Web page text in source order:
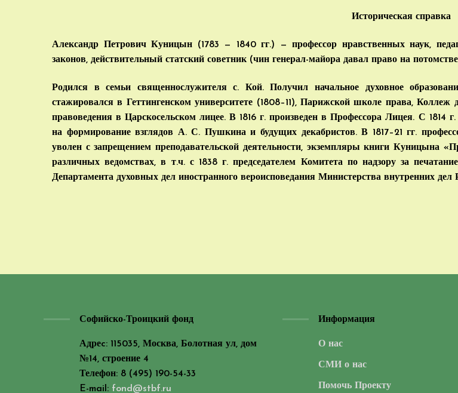
Историческая справка
Александр Петрович Куницын (1783 — 1840 гг.) — профессор нравственных наук,
законов, действительный статский советник (чин генерал-майора давал право на
Родился в семьи священнослужителя с. Кой. Получил начальное духовное
стажировался в Геттингенском университете (1808–11), Парижской школе права,
правоведения в Царскосельском лицее. В 1816 г. произведен в Профессора Лицея. С
на формирование взглядов А. С. Пушкина и будущих декабристов. В 1817–21 гг.
уволен с запрещением преподавательской деятельности, экземпляры книги Куницына
различных ведомствах, в т.ч. с 1838 г. председателем Комитета по надзору за
Департамента духовных дел иностранного вероисповедания Министерства внутренних дел
Софийско-Троицкий фонд
Адреc: 115035, Москва, Болотная ул, дом
№14, строение 4
Телефон: 8 (495) 190-54-33
E-mail: fond@stbf.ru
Информация
О нас
СМИ о нас
Помочь Проекту